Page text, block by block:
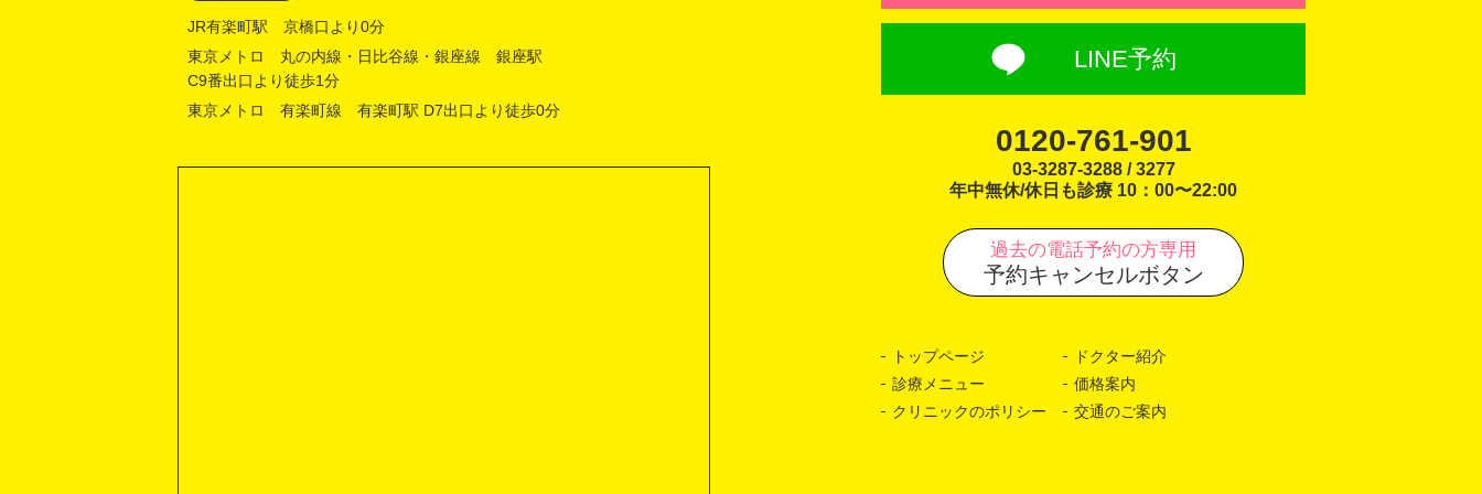
JR有楽町駅 京橋口より0分
東京メトロ 丸の内線・日比谷線・銀座線 銀座駅
C9番出口より徒歩1分
東京メトロ 有楽町線 有楽町駅 D7出口より徒歩0分
LINE予約
0120-761-901
03-3287-3288 / 3277
年中無休/休日も診療 10：00〜22:00
過去の電話予約の方専用
予約キャンセルボタン
トップページ
ドクター紹介
診療メニュー
価格案内
クリニックのポリシー
交通のご案内